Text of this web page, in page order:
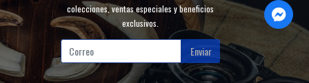
colecciones, ventas especiales y beneficios
exclusivos.
Enviar